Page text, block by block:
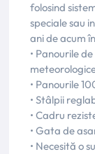
folosind
speciale sau
ani de acum
• Panourile
• Panourile
• Stâlpii
• Cadru
• Gata de
• Necesită o